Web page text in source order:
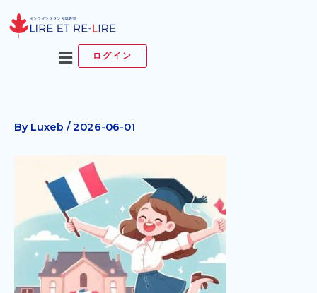
容
メ
ニ
ログイン
By Luxeb /2026-06-01